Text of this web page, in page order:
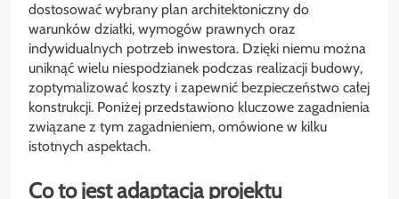
dostosować wybrany plan architektoniczny do
warunków działki, wymogów prawnych oraz
indywidualnych potrzeb inwestora. Dzięki niemu można
uniknąć wielu niespodzianek podczas realizacji budowy,
zoptymalizować koszty i zapewnić bezpieczeństwo całej
konstrukcji. Poniżej przedstawiono kluczowe zagadnienia
związane z tym zagadnieniem, omówione w kilku
istotnych aspektach.
Co to jest adaptacja projektu